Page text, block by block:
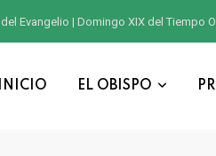
Evangelio | Domingo XIX del Tiempo
INICIO EL OBISPO